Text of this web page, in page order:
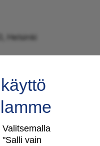
Helsinki
Valitsemalla
"Salli vain